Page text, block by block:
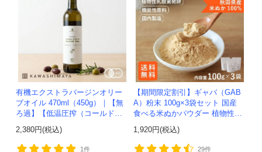
有機エクストラバージンオリー
ブオイル 470ml（450g）｜【無
ろ過】【低温圧搾（コールドプ
レス）製法】イタリア産-かわし
ま屋-
2,380円(税込)
1件
【期間限定割引】ギャバ（GAB
A）粉末 100g×3袋セット 国産
食べる米ぬかパウダー 植物性乳
酸菌発酵 -かわしま屋- 【送料無
料】*メール便での発送...
1,920円(税込)
29件